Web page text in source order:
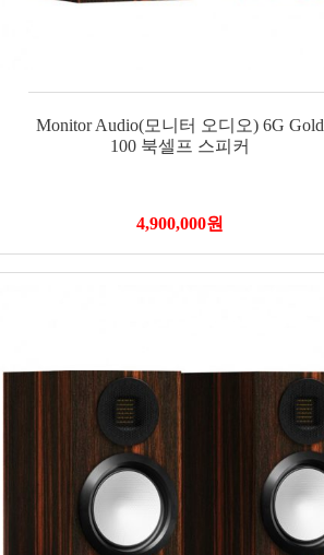
Monitor Audio(모니터 오디오) 6G Gold
100 북셀프 스피커
4,900,000원